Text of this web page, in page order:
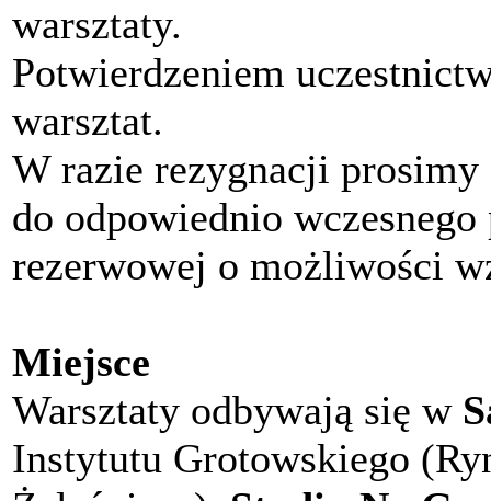
warsztaty.
Potwierdzeniem
warsztat.
W razie rezygnacji
do odpowiednio
rezerwowej o możliwości
Miejsce
Warsztaty odbywają się w
Instytutu Grotowskiego